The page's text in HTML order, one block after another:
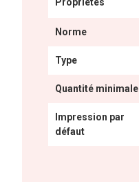
Norme
Type
Quantité minimale
Impression par
défaut